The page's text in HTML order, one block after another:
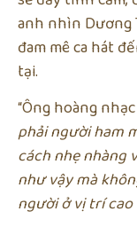
anh nhìn Dương
đam mê ca hát
tại.
“Ông hoàng
phải người ham
cách nhẹ nhàng
như vậy mà
người ở vị trí